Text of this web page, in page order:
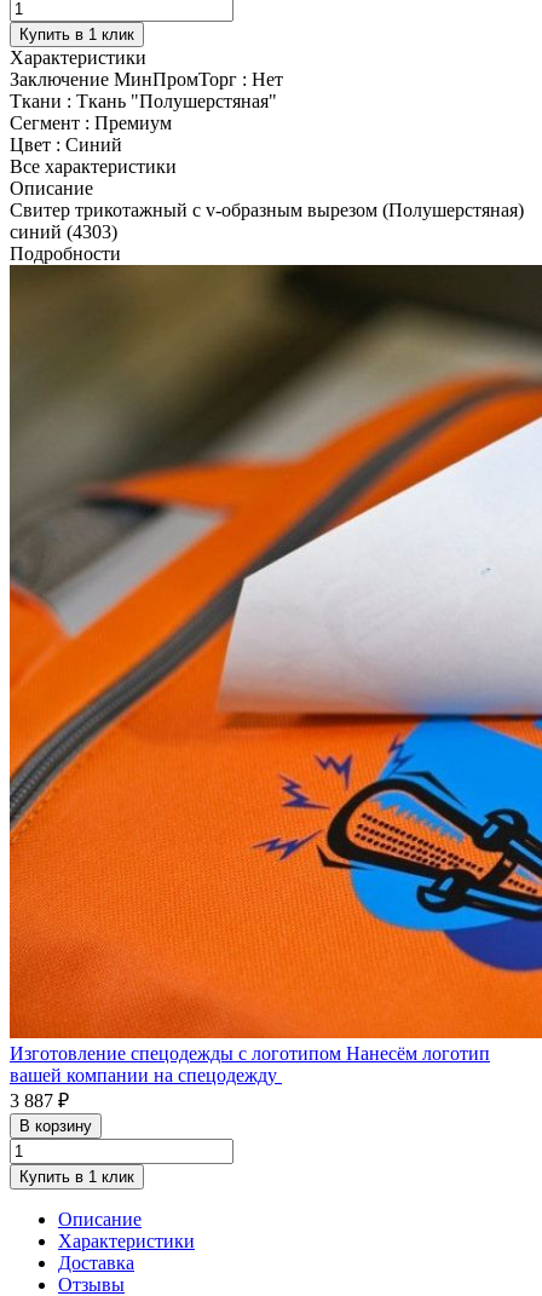
Купить в 1 клик
Характеристики
Заключение МинПромТорг : Нет
Ткани : Ткань "Полушерстяная"
Сегмент : Премиум
Цвет : Синий
Все характеристики
Описание
Свитер трикотажный с v-образным вырезом (Полушерстяная)
синий (4303)
Подробности
Изготовление спецодежды с логотипом Нанесём логотип
вашей компании на спецодежду
3 887 ₽
В корзину
Купить в 1 клик
Описание
Характеристики
Доставка
Отзывы